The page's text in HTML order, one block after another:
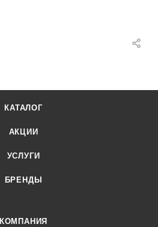
КАТАЛОГ
АКЦИИ
УСЛУГИ
БРЕНДЫ
КОМПАНИЯ